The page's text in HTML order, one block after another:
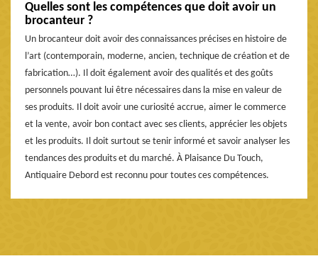
Quelles sont les compétences que doit avoir un
brocanteur ?
Un brocanteur doit avoir des connaissances précises en histoire de
l’art (contemporain, moderne, ancien, technique de création et de
fabrication…). Il doit également avoir des qualités et des goûts
personnels pouvant lui être nécessaires dans la mise en valeur de
ses produits. Il doit avoir une curiosité accrue, aimer le commerce
et la vente, avoir bon contact avec ses clients, apprécier les objets
et les produits. Il doit surtout se tenir informé et savoir analyser les
tendances des produits et du marché. À Plaisance Du Touch,
Antiquaire Debord est reconnu pour toutes ces compétences.